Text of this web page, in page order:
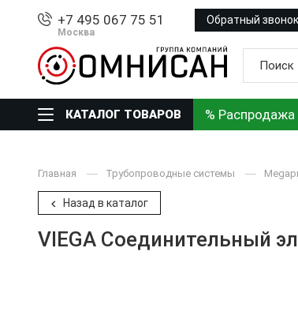
+7 495 067 75 51
Москва
Обратный звонок
КАТАЛОГ ТОВАРОВ % Распродажа
Главная Трубопроводные системы
Назад в каталог
VIEGA Соединительный